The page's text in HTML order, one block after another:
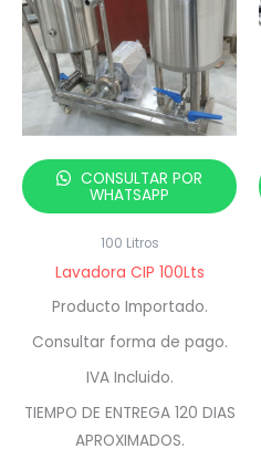
CONSULTAR POR
WHATSAPP
100 Litros
Lavadora CIP 100Lts
Producto Importado.
Consultar forma de pago.
IVA Incluido.
TIEMPO DE ENTREGA 120 DIAS
APROXIMADOS.